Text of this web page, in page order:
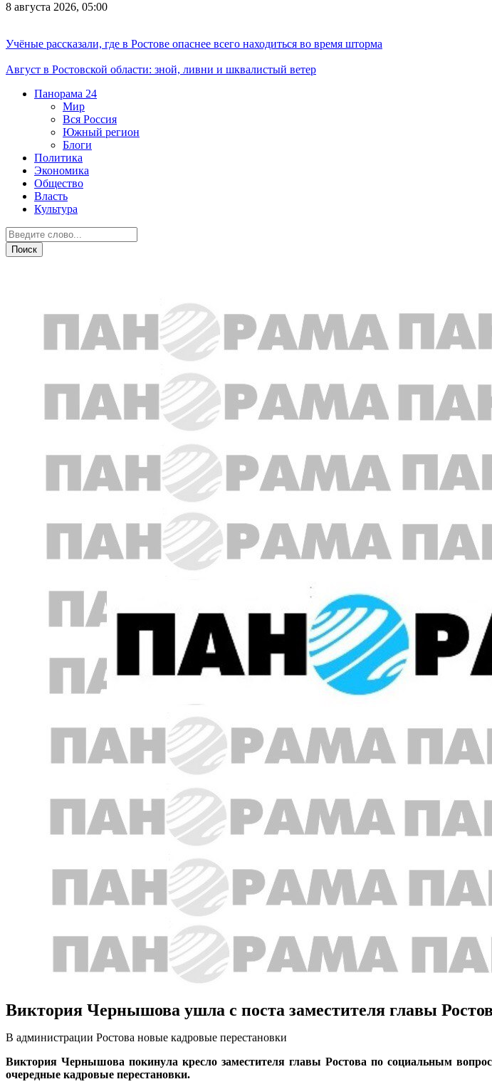
8 августа 2026, 05:00
Учёные рассказали, где в Ростове опаснее всего находиться во время шторма
Август в Ростовской области: зной, ливни и шквалистый ветер
Панорама 24
Мир
Вся Россия
Южный регион
Блоги
Политика
Экономика
Общество
Власть
Культура
Виктория Чернышова ушла с поста заместителя главы
В администрации Ростова новые кадровые перестановки
Виктория Чернышова покинула кресло заместителя главы Ростова по социальным
очередные кадровые перестановки.